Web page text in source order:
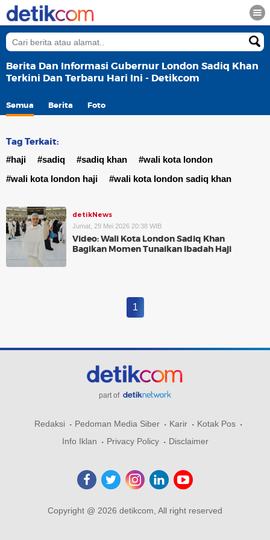
Berita Dan Informasi Gubernur London Sadiq Khan
Terkini Dan Terbaru Hari Ini - Detikcom
Semua Berita Foto
Tag Terkait:
#haji #sadiq #sadiq khan
#wali kota london
#wali kota london haji
#wali kota london sadiq khan
detikNews
Jumat, 29 Mei 2026 20:38 WIB
Video: Wali Kota London Sadiq Khan
Bagikan Momen Tunaikan Ibadah Haji
1
part of
Redaksi Pedoman Media Siber Karir
Kotak Pos
Info Iklan
Privacy Policy Disclaimer
Copyright @ 2026 detikcom, All right reserved